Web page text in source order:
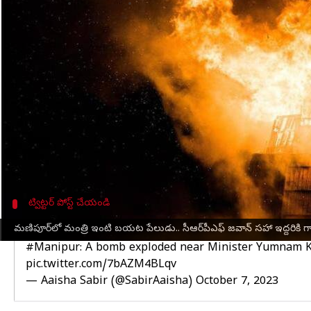
మణిపూర్‌లో మంత్రి ఇంటి బయట పేలుడు.. సీఆర్‌పీఎఫ్ జవాన్ సహా ఇద్దరికి
Oct 08, 2023 03:00 pm
ఈ వార్తాకథనం ఏంటి
మణిపూర్ రాజధానిఇంఫాల్‌లో మంత్రి నివాసం వెలుపల
ఈ బాంబు పేలుడు కారణంగా సెంట్రల్ రిజర్వ్ పోలీస్
ఈ సంఘటన ఇంఫాల్ వెస్ట్ జిల్లాలో జరిగింది. మోటార్
బయట గ్రనేడ్‌ను పేల్చినట్లు వెల్లడించారు. ఈ
ఘటన జరిగిన వెంటనే ముఖ్యమంత్రి ఎన్ బీరేన్ సింగ్
ట్విట్టర్ పోస్ట్ చేయండి
పేలుడు జరిగిన ప్రదేశాన్ని పరిశీలిస్తున్న
#Manipur: A bomb exploded near Minister Yumnam
pic.twitter.com/7bAZM4BLqv
— Aaisha Sabir (@SabirAaisha) October 7, 2023